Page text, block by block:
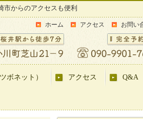
市からのアクセスも便利
ホーム アクセス お問い
ボネット） アクセス Q&A